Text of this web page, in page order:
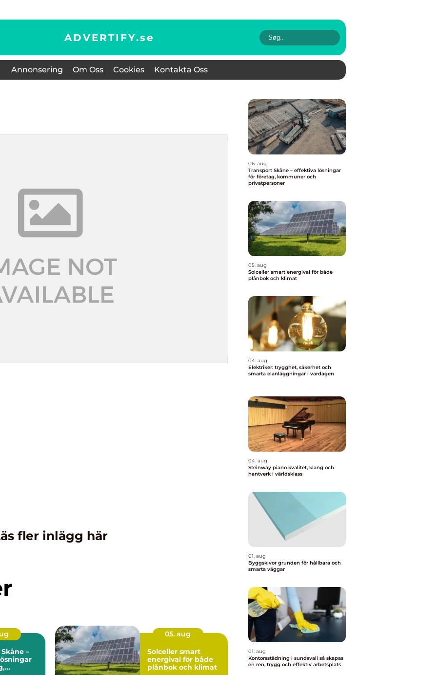
ADVERTIFY.se
Annonsering Om Oss Cookies Kontakta Oss
fler inlägg här
–
05. aug
Solceller smart
energival för både
plånbok och klimat
06. aug
Transport Skåne – effektiva lösningar
för företag, kommuner och
privatpersoner
05. aug
Solceller smart energival för både
plånbok och klimat
04. aug
Elektriker: trygghet, säkerhet och
smarta elanläggningar i vardagen
04. aug
Steinway piano kvalitet, klang och
hantverk i världsklass
01. aug
Byggskivor grunden för hållbara och
smarta väggar
01. aug
Kontorsstädning i sundsvall så skapas
en ren, trygg och effektiv arbetsplats